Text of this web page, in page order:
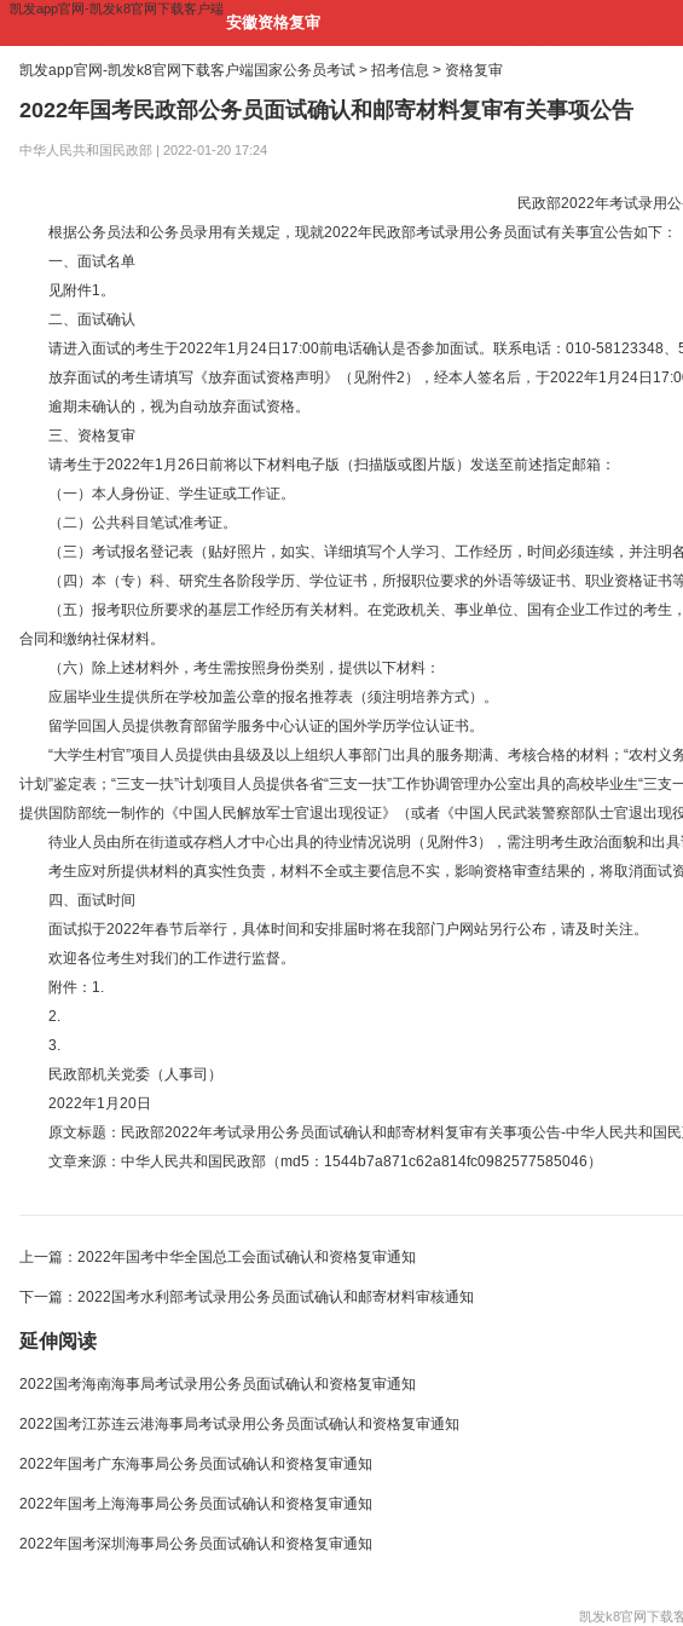
凯发app官网-凯发k8官网下载客户端
安徽资格复审
凯发app官网-凯发k8官网下载客户端国家公务员考试 > 招考信息 > 资格复审
2022年国考民政部公务员面试确认和邮寄材料复审有关事项公告
中华人民共和国民政部 | 2022-01-20 17:24
民政部2022年考试录用
根据公务员法和公务员录用有关规定，现就2022年民政部考试录用公务员面试有关事宜公告如下：
一、面试名单
见附件1。
二、面试确认
请进入面试的考生于2022年1月24日17:00前电话确认是否参加面试。联系电话：010-58123348、
放弃面试的考生请填写《放弃面试资格声明》（见附件2），经本人签名后，于2022年1月24日
逾期未确认的，视为自动放弃面试资格。
三、资格复审
请考生于2022年1月26日前将以下材料电子版（扫描版或图片版）发送至前述指定邮箱：
（一）本人身份证、学生证或工作证。
（二）公共科目笔试准考证。
（三）考试报名登记表（贴好照片，如实、详细填写个人学习、工作经历，时间必须连续，并注明
（四）本（专）科、研究生各阶段学历、学位证书，所报职位要求的外语等级证书、职业资格证书等
（五）报考职位所要求的基层工作经历有关材料。在党政机关、事业单位、国有企业工作过的考生
合同和缴纳社保材料。
（六）除上述材料外，考生需按照身份类别，提供以下材料：
应届毕业生提供所在学校加盖公章的报名推荐表（须注明培养方式）。
留学回国人员提供教育部留学服务中心认证的国外学历学位认证书。
“大学生村官”项目人员提供由县级及以上组织人事部门出具的服务期满、考核合格的材料；“农村义
计划”鉴定表；“三支一扶”计划项目人员提供各省“三支一扶”工作协调管理办公室出具的高校毕业生“
提供国防部统一制作的《中国人民解放军士官退出现役证》（或者《中国人民武装警察部队士官退出现役
待业人员由所在街道或存档人才中心出具的待业情况说明（见附件3），需注明考生政治面貌和出具
考生应对所提供材料的真实性负责，材料不全或主要信息不实，影响资格审查结果的，将取消面试
四、面试时间
面试拟于2022年春节后举行，具体时间和安排届时将在我部门户网站另行公布，请及时关注。
欢迎各位考生对我们的工作进行监督。
附件：1.
2.
3.
民政部机关党委（人事司）
2022年1月20日
原文标题：民政部2022年考试录用公务员面试确认和邮寄材料复审有关事项公告-中华人民共和国
文章来源：中华人民共和国民政部（md5：1544b7a871c62a814fc0982577585046）
上一篇：2022年国考中华全国总工会面试确认和资格复审通知
下一篇：2022国考水利部考试录用公务员面试确认和邮寄材料审核通知
延伸阅读
2022国考海南海事局考试录用公务员面试确认和资格复审通知
2022国考江苏连云港海事局考试录用公务员面试确认和资格复审通知
2022年国考广东海事局公务员面试确认和资格复审通知
2022年国考上海海事局公务员面试确认和资格复审通知
2022年国考深圳海事局公务员面试确认和资格复审通知
凯发k8官网下载